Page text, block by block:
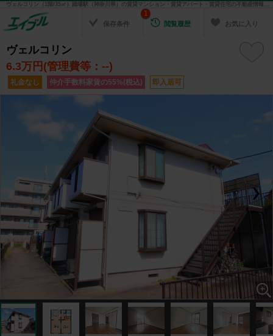
ヴェルコリン（1階/35㎡）踊場駅（神奈川県）の賃貸マンション・賃貸アパート・賃貸住宅の不動産情報を検索！ 不動産賃貸の物件探しは、お部屋探しのエイブル
保存条件 閲覧履歴
1
お気に入り
ヴェルコリン
6.3万円(管理費等：--)
礼金なし 仲介手数料家賃の55%(税込) 即入居可